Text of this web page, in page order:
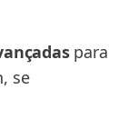
para
se